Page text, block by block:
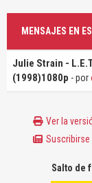
MENSAJES EN
Julie Strain -
(1998)1080p - por
Ver la
Suscribirse
Salto de